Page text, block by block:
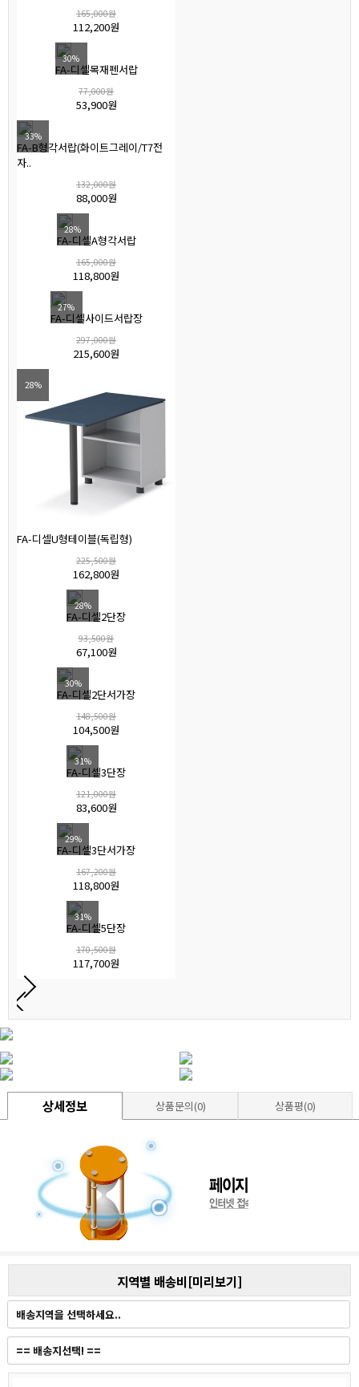
165,000원
112,200원
30%
FA-디셀목재펜서랍
77,000원
53,900원
33%
FA-B형각서랍(화이트그레이/T7전
자..
132,000원
88,000원
28%
FA-디셀A형각서랍
165,000원
118,800원
27%
FA-디셀사이드서랍장
297,000원
215,600원
28%
FA-디셀U형테이블(독립형)
225,500원
162,800원
28%
FA-디셀2단장
93,500원
67,100원
30%
FA-디셀2단서가장
148,500원
104,500원
31%
FA-디셀3단장
121,000원
83,600원
29%
FA-디셀3단서가장
167,200원
118,800원
31%
FA-디셀5단장
170,500원
117,700원
상세정보 상품문의(0) 상품평(0)
지역별 배송비[미리보기]